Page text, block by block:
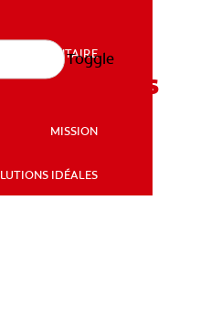
SANTÉ BUCCO-DENTAIRE
BUCCO-DENTAIRE
MISSION
IDÉALES
Toggle
pour
perte des
enfant